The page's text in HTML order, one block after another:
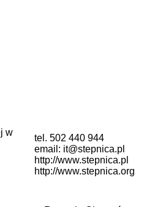
w
tel. 502 440 944
email: it@stepnica.pl
http://www.stepnica.pl
http://www.stepnica.org